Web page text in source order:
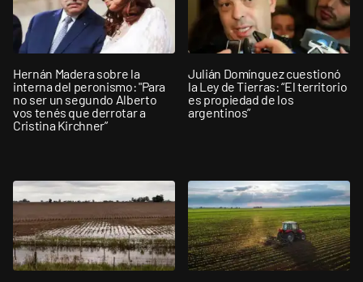
Hernán Madera sobre la
interna del peronismo: "Para
no ser un segundo Alberto
vos tenés que derrotar a
Cristina Kirchner”
Julián Domínguez cuestionó
la Ley de Tierras: “El territorio
es propiedad de los
argentinos”